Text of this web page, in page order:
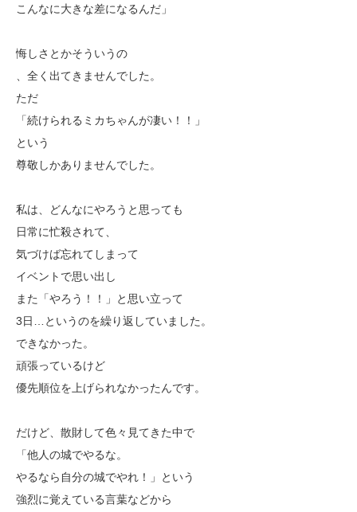
こんなに大きな差になるんだ」
悔しさとかそういうの
、全く出てきませんでした。
ただ
「続けられるミカちゃんが凄い！！」
という
尊敬しかありませんでした。
私は、どんなにやろうと思っても
日常に忙殺されて、
気づけば忘れてしまって
イベントで思い出し
また「やろう！！」と思い立って
3日…というのを繰り返していました。
できなかった。
頑張っているけど
優先順位を上げられなかったんです。
だけど、散財して色々見てきた中で
「他人の城でやるな。
やるなら自分の城でやれ！」という
強烈に覚えている言葉などから